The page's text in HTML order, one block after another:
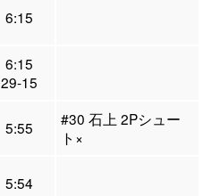
6:15
6:15
29-15
5:55
#30 石上 2Pシュー
ト×
5:54